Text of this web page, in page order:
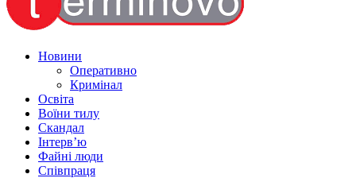
Новини
Оперативно
Кримінал
Освіта
Воїни тилу
Скандал
Інтерв’ю
Файні люди
Співпраця